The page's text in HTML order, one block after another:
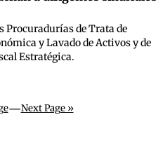
de Trata de
y Lavado de Activos y de
Estratégica.
—Next Page »